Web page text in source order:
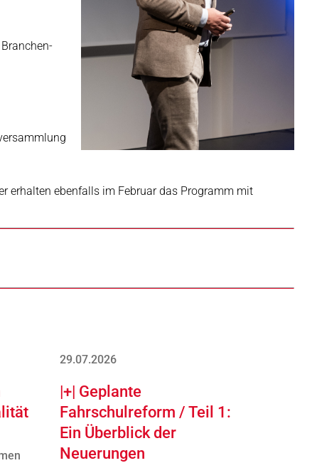
erhalten ebenfalls im Februar das Programm mit
29.07.2026
|+| Geplante
Fahrschulreform / Teil 1:
Ein Überblick der
Neuerungen